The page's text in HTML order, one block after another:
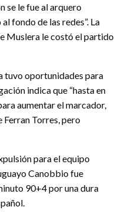
se le fue al arquero
fondo de las redes”. La
Muslera le costó el partido
tuvo oportunidades para
indica que “hasta en
aumentar el marcador,
Ferran Torres, pero
para el equipo
Canobbio fue
90+4 por una dura